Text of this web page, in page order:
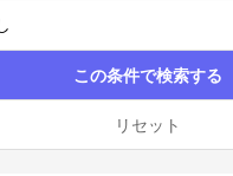
この条件で検索する
リセット